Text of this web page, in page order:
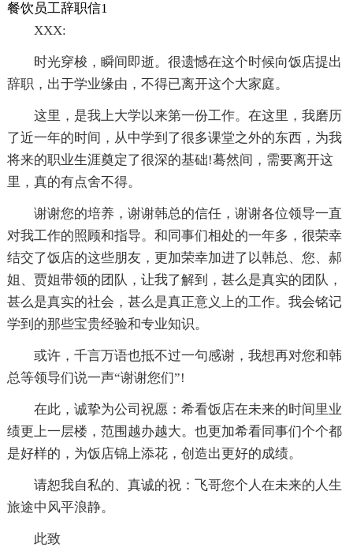
餐饮员工辞职信1
XXX:
时光穿梭，瞬间即逝。很遗憾在这个时候向饭店提出
辞职，出于学业缘由，不得已离开这个大家庭。
这里，是我上大学以来第一份工作。在这里，我磨历
了近一年的时间，从中学到了很多课堂之外的东西，为我
将来的职业生涯奠定了很深的基础!蓦然间，需要离开这
里，真的有点舍不得。
谢谢您的培养，谢谢韩总的信任，谢谢各位领导一直
对我工作的照顾和指导。和同事们相处的一年多，很荣幸
结交了饭店的这些朋友，更加荣幸加进了以韩总、您、郝
姐、贾姐带领的团队，让我了解到，甚么是真实的团队，
甚么是真实的社会，甚么是真正意义上的工作。我会铭记
学到的那些宝贵经验和专业知识。
或许，千言万语也抵不过一句感谢，我想再对您和韩
总等领导们说一声“谢谢您们”!
在此，诚挚为公司祝愿：希看饭店在未来的时间里业
绩更上一层楼，范围越办越大。也更加希看同事们个个都
是好样的，为饭店锦上添花，创造出更好的成绩。
请恕我自私的、真诚的祝：飞哥您个人在未来的人生
旅途中风平浪静。
此致